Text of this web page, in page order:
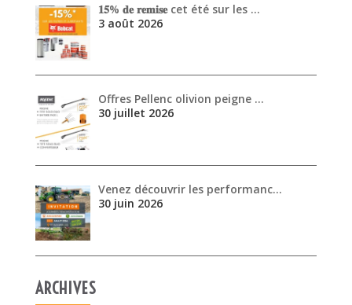
𝟏𝟓% 𝐝𝐞 𝐫𝐞𝐦𝐢𝐬𝐞 cet été sur les …
3 août 2026
Offres Pellenc olivion peigne …
30 juillet 2026
Venez découvrir les performanc…
30 juin 2026
ARCHIVES